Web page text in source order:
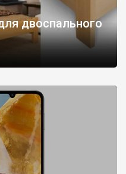
двоспального